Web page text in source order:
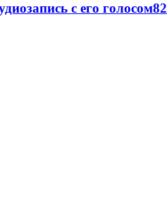
с его голосом82